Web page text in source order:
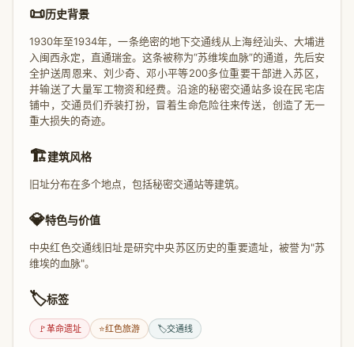
📜历史背景
1930年至1934年，一条绝密的地下交通线从上海经汕头、大埔进
入闽西永定，直通瑞金。这条被称为“苏维埃血脉”的通道，先后安
全护送周恩来、刘少奇、邓小平等200多位重要干部进入苏区，
并输送了大量军工物资和经费。沿途的秘密交通站多设在民宅店
铺中，交通员们乔装打扮，冒着生命危险往来传送，创造了无一
重大损失的奇迹。
🏗️建筑风格
旧址分布在多个地点，包括秘密交通站等建筑。
💎特色与价值
中央红色交通线旧址是研究中央苏区历史的重要遗址，被誉为"苏
维埃的血脉"。
🏷️标签
🚩革命遗址 ⭐红色旅游 🏷️交通线